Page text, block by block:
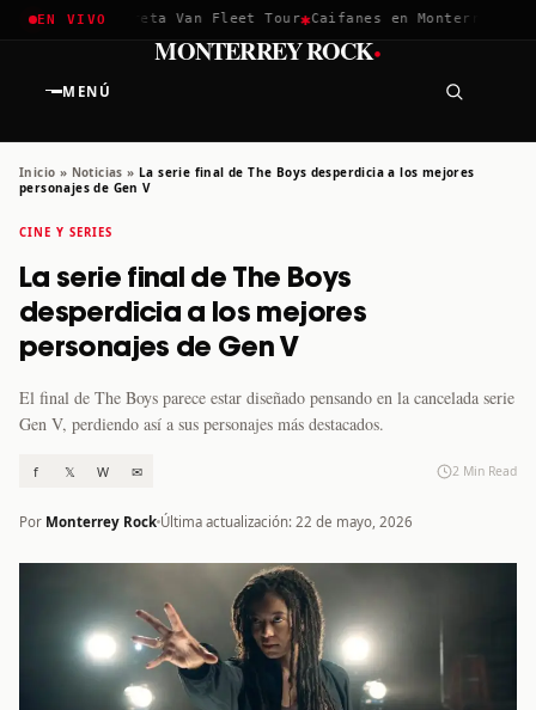
EN VIVO
2026✱Greta Van Fleet Tour✱Caifanes en Monterrey · 12
MENÚ
MONTERREY ROCK·
Inicio » Noticias » La serie final de The Boys desperdicia a los mejores
personajes de Gen V
CINE Y SERIES
La serie final de The Boys
desperdicia a los mejores
personajes de Gen V
El final de The Boys parece estar diseñado pensando en la cancelada serie
Gen V, perdiendo así a sus personajes más destacados.
f 𝕏 W ✉ 2 Min Read
Por Monterrey Rock Última actualización: 22 de mayo, 2026